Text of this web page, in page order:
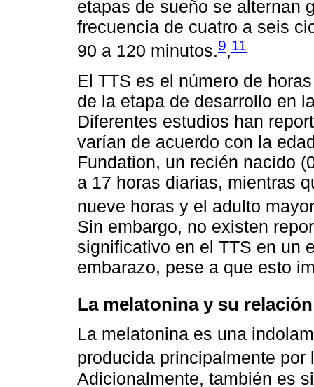
etapas de sueño se alternan
frecuencia de cuatro a seis
90 a 120 minutos.9,11
El TTS es el número de
de la etapa de desarrollo en
Diferentes estudios han
varían de acuerdo con la
Fundation, un recién nacido
a 17 horas diarias, mientras
nueve horas y el adulto
Sin embargo, no existen
significativo en el TTS en un
embarazo, pese a que esto
La melatonina y su
La melatonina es una
producida principalmente por
Adicionalmente, también es